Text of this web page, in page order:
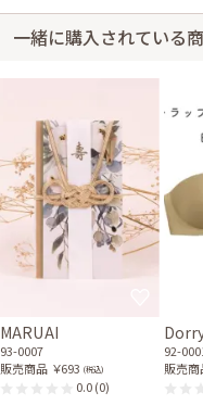
一緒に購入されている
MARUAI
93-0007
販売商品 ￥693 (税込)
0.0(0)
92-
販売商